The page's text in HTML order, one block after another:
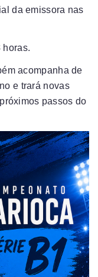
da emissora nas
horas.
acompanha de
e trará novas
passos do